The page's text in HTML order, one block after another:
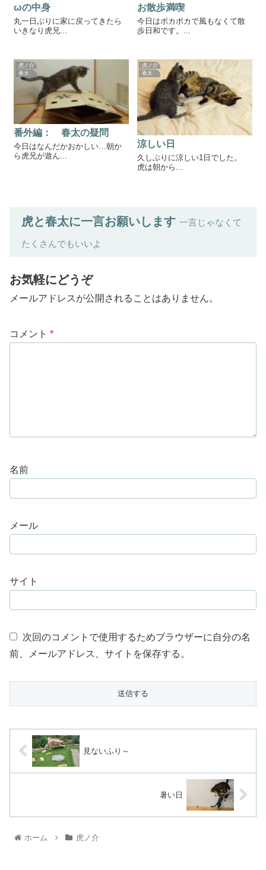
ωの中身
丸一日ぶりに家に戻ってきたら
いきなり虎兄...
お散歩満喫
今日はポカポカで風もなくて散
歩日和です。...
虎ノ介
春太
番外編： 春太の疑問
今日はなんだかおかしい…朝か
ら虎兄が遊ん...
虎ノ介
春太
涼しい日
久しぶりに涼しい1日でした。
虎は朝から...
虎と春太に一言お願いします 一言じゃなくて
たくさんでもいいよ
お気軽にどうぞ
メールアドレスが公開されることはありません。
コメント *
名前
メール
サイト
次回のコメントで使用するためブラウザーに自分の名
前、メールアドレス、サイトを保存する。
見ないふり～
暑い日
ホーム 虎ノ介